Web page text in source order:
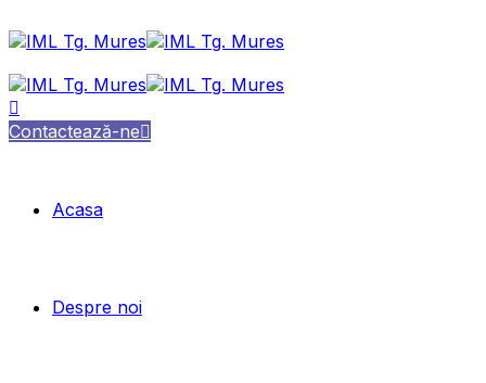
Contactează-ne
Acasa
Despre noi